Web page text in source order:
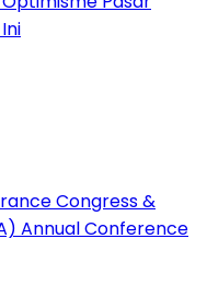
Congress &
Annual Conference